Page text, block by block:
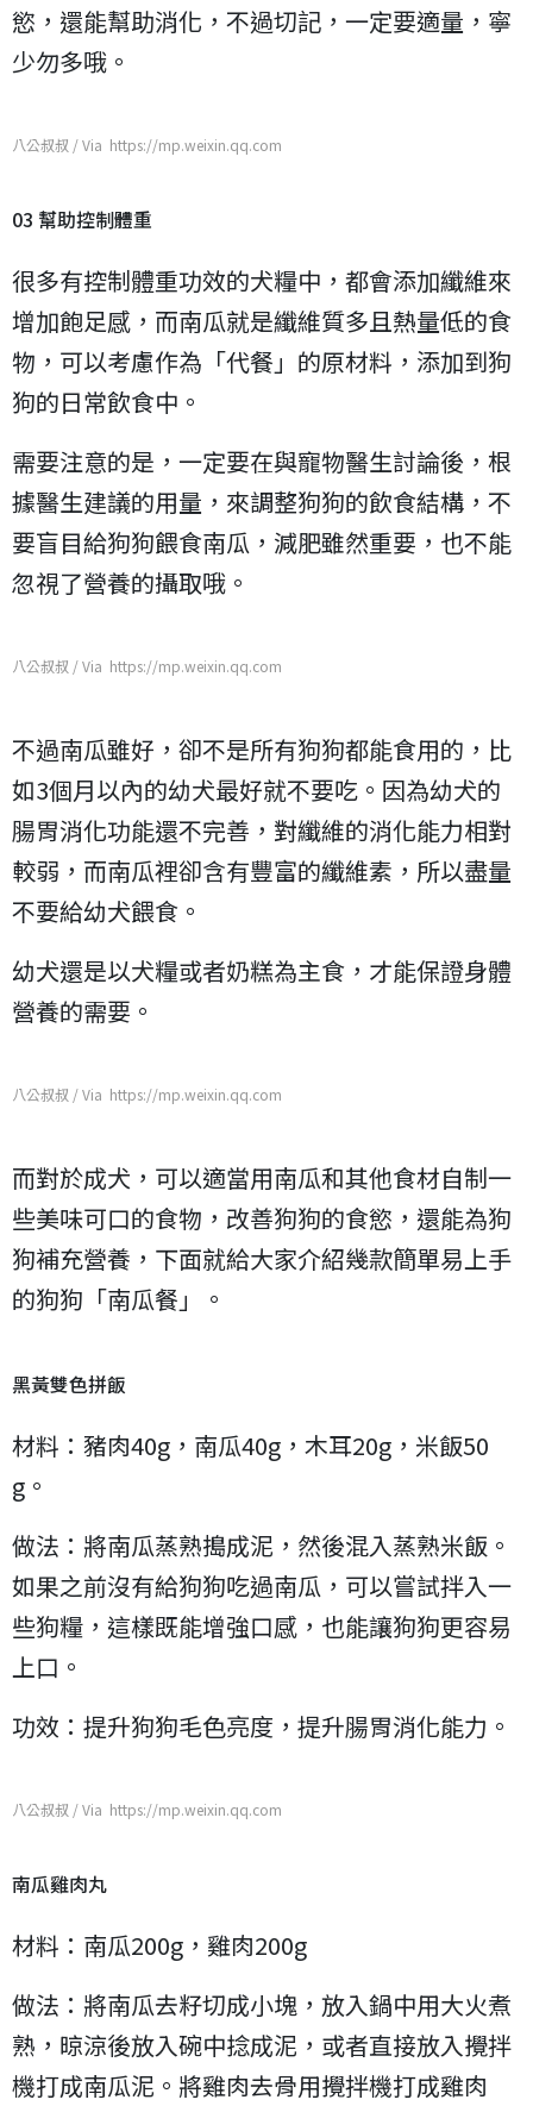
慾，還能幫助消化，不過切記，一定要適量，寧
少勿多哦。
八公叔叔 / Via https://mp.weixin.qq.com
03 幫助控制體重
很多有控制體重功效的犬糧中，都會添加纖維來
增加飽足感，而南瓜就是纖維質多且熱量低的食
物，可以考慮作為「代餐」的原材料，添加到狗
狗的日常飲食中。
需要注意的是，一定要在與寵物醫生討論後，根
據醫生建議的用量，來調整狗狗的飲食結構，不
要盲目給狗狗餵食南瓜，減肥雖然重要，也不能
忽視了營養的攝取哦。
八公叔叔 / Via https://mp.weixin.qq.com
不過南瓜雖好，卻不是所有狗狗都能食用的，比
如3個月以內的幼犬最好就不要吃。因為幼犬的
腸胃消化功能還不完善，對纖維的消化能力相對
較弱，而南瓜裡卻含有豐富的纖維素，所以盡量
不要給幼犬餵食。
幼犬還是以犬糧或者奶糕為主食，才能保證身體
營養的需要。
八公叔叔 / Via https://mp.weixin.qq.com
而對於成犬，可以適當用南瓜和其他食材自制一
些美味可口的食物，改善狗狗的食慾，還能為狗
狗補充營養，下面就給大家介紹幾款簡單易上手
的狗狗「南瓜餐」。
黑黃雙色拼飯
材料：豬肉40g，南瓜40g，木耳20g，米飯50
g。
做法：將南瓜蒸熟搗成泥，然後混入蒸熟米飯。
如果之前沒有給狗狗吃過南瓜，可以嘗試拌入一
些狗糧，這樣既能增強口感，也能讓狗狗更容易
上口。
功效：提升狗狗毛色亮度，提升腸胃消化能力。
八公叔叔 / Via https://mp.weixin.qq.com
南瓜雞肉丸
材料：南瓜200g，雞肉200g
做法：將南瓜去籽切成小塊，放入鍋中用大火煮
熟，晾涼後放入碗中捻成泥，或者直接放入攪拌
機打成南瓜泥。將雞肉去骨用攪拌機打成雞肉